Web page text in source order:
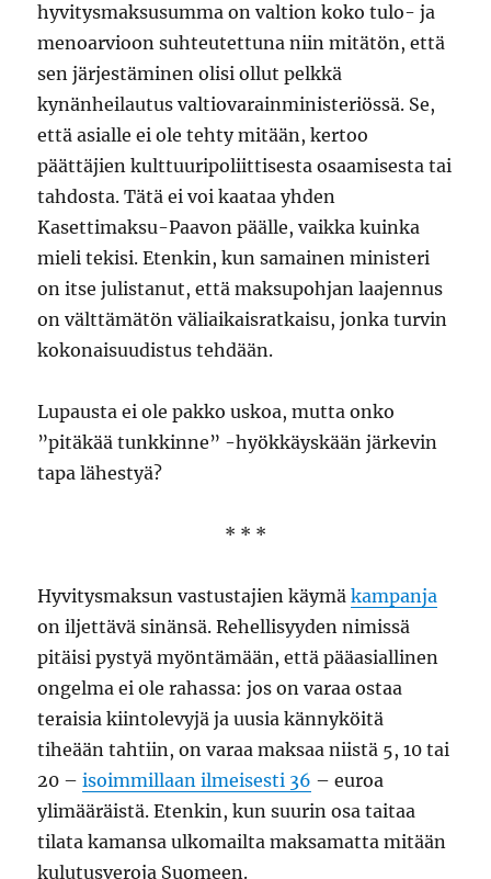
hyvitysmaksusumma on valtion koko tulo- ja
menoarvioon suhteutettuna niin mitätön, että
sen järjestäminen olisi ollut pelkkä
kynänheilautus valtiovarainministeriössä. Se,
että asialle ei ole tehty mitään, kertoo
päättäjien kulttuuripoliittisesta osaamisesta tai
tahdosta. Tätä ei voi kaataa yhden
Kasettimaksu-Paavon päälle, vaikka kuinka
mieli tekisi. Etenkin, kun samainen ministeri
on itse julistanut, että maksupohjan laajennus
on välttämätön väliaikaisratkaisu, jonka turvin
kokonaisuudistus tehdään.
Lupausta ei ole pakko uskoa, mutta onko
”pitäkää tunkkinne” -hyökkäyskään järkevin
tapa lähestyä?
* * *
Hyvitysmaksun vastustajien käymäkampanja
on iljettävä sinänsä. Rehellisyyden nimissä
pitäisi pystyä myöntämään, että pääasiallinen
ongelma ei ole rahassa: jos on varaa ostaa
teraisia kiintolevyjä ja uusia kännyköitä
tiheään tahtiin, on varaa maksaa niistä 5, 10 tai
20 –isoimmillaan ilmeisesti 36 – euroa
ylimääräistä. Etenkin, kun suurin osa taitaa
tilata kamansa ulkomailta maksamatta mitään
kulutusveroja Suomeen.